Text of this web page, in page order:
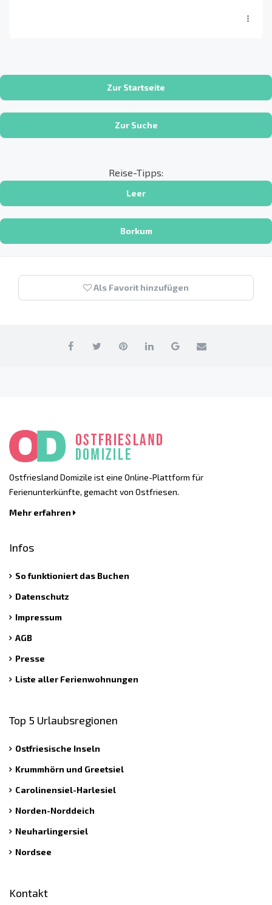
Zur Startseite
Zur Suche
Reise-Tipps:
Leer
Borkum
Als Favorit hinzufügen
Ostfriesland Domizile ist eine Online-Plattform für
Ferienunterkünfte, gemacht von Ostfriesen.
Mehr erfahren
Infos
So funktioniert das Buchen
Datenschutz
Impressum
AGB
Presse
Liste aller Ferienwohnungen
Top 5 Urlaubsregionen
Ostfriesische Inseln
Krummhörn und Greetsiel
Carolinensiel-Harlesiel
Norden-Norddeich
Neuharlingersiel
Nordsee
Kontakt